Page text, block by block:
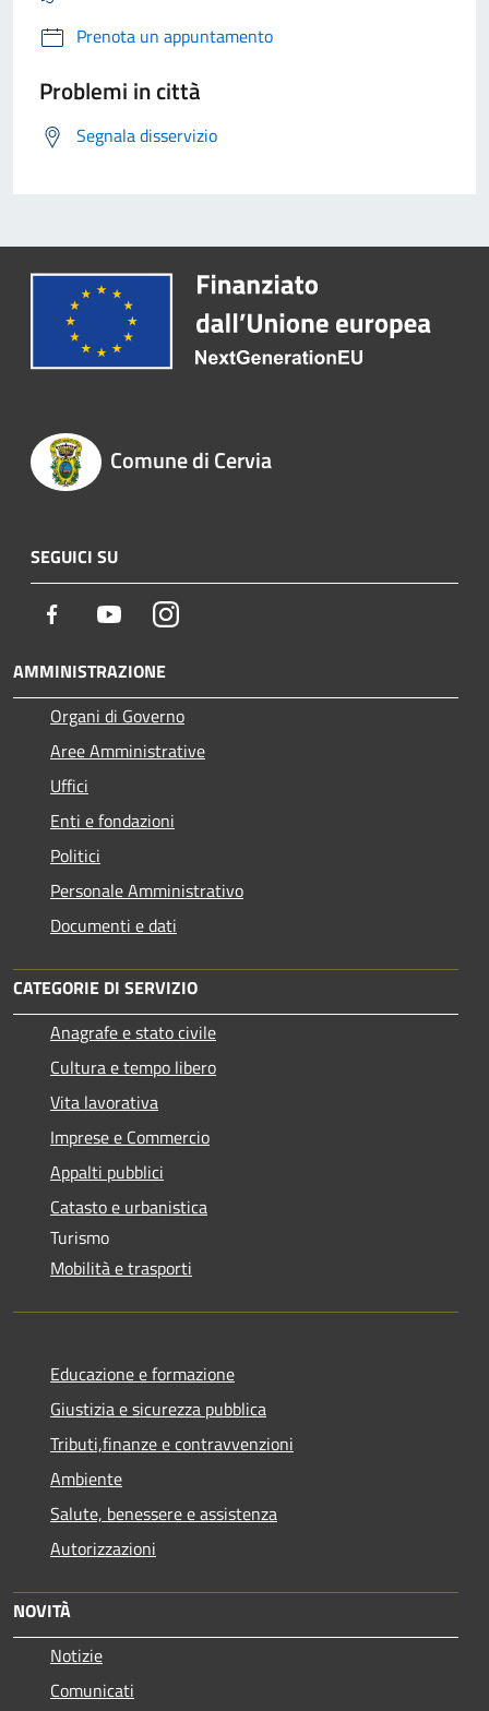
Prenota un appuntamento
Problemi in città
Segnala disservizio
Comune di Cervia
SEGUICI SU
Facebook YoutubeInstagram
AMMINISTRAZIONE
Organi di Governo
Aree Amministrative
Uffici
Enti e fondazioni
Politici
Personale Amministrativo
Documenti e dati
CATEGORIE DI SERVIZIO
Anagrafe e stato civile
Cultura e tempo libero
Vita lavorativa
Imprese e Commercio
Appalti pubblici
Catasto e urbanistica
Turismo
Mobilità e trasporti
Educazione e formazione
Giustizia e sicurezza pubblica
Tributi,finanze e contravvenzioni
Ambiente
Salute, benessere e assistenza
Autorizzazioni
NOVITÀ
Notizie
Comunicati